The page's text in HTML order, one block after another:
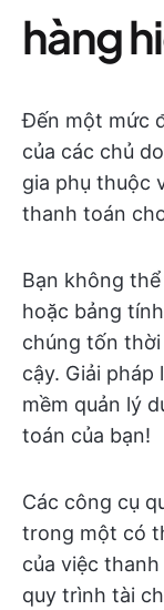
hàng
Đến một mức
của các chủ
gia phụ thuộc
thanh toán
Bạn không
hoặc bảng
chúng tốn
cậy. Giải pháp
mềm quản lý
toán của bạn!
Các công cụ
trong một có
của việc
quy trình tài